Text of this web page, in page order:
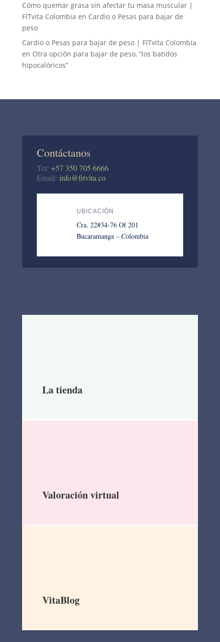
Cómo quemar grasa sin afectar tu masa muscular |
FITvita Colombia en Cardio o Pesas para bajar de
peso
Cardio o Pesas para bajar de peso | FITvita Colombia
en Otra opción para bajar de peso, “los batidos
hipocalóricos”
Contáctanos
Tel: +57 350 705 6666
Email: info@fitvita.co
UBICACIÓN
Cra. 22#34-76 Of 201
Bucaramanga – Colombia
La tienda
Valoración virtual
VitaBlog